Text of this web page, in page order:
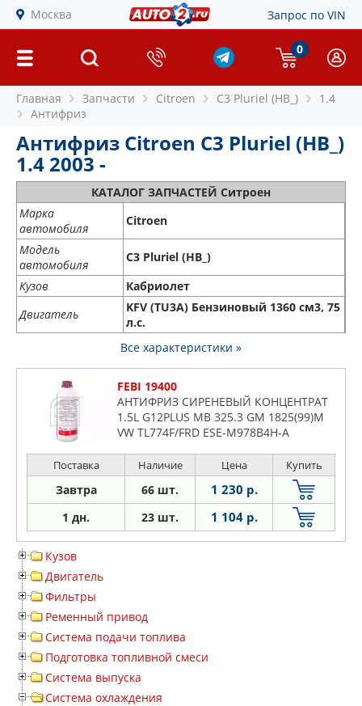
Москва Запрос по VIN
0
Главная Запчасти Citroen C3 Pluriel (HB_)
1.4
Антифриз
Антифриз Citroen C3 Pluriel (HB_)
1.4 2003 -
КАТАЛОГ ЗАПЧАСТЕЙ Ситроен
Марка
автомобиля
Citroen
Модель
автомобиля
C3 Pluriel (HB_)
Кузов
Кабриолет
Двигатель
KFV (TU3A) Бензиновый 1360 см3, 75
л.с.
Все характеристики »
FEBI 19400
АНТИФРИЗ СИРЕНЕВЫЙ КОНЦЕНТРАТ
1.5L G12PLUS MB 325.3 GM 1825(99)M
VW TL774F/FRD ESE-M978B4H-A
Поставка Наличие Цена Купить
Завтра 66 шт. 1 230 р.
1 дн. 23 шт. 1 104 р.
Кузов
Двигатель
Фильтры
Ременный привод
Система подачи топлива
Подготовка топливной смеси
Система выпуска
Система охлаждения